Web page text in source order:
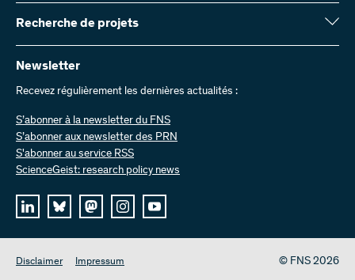
Contactez-nous
Envoyer des factures
Travailler chez nous
Offres d’emploi
Service de presse
Rapport annuel
Recherche de projets
Vous trouverez ici des informations complètes sur les projets de
recherche et les subsides approuvés par le FNS :
Recherche de projets
Newsletter
Recevez régulièrement les dernières actualités :
S’abonner à la newsletter du FNS
S’abonner aux newsletter des PRN
S'abonner au service RSS
ScienceGeist: research policy news
Disclaimer Impressum © FNS 2026